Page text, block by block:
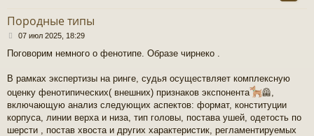
Породные типы
С
о
щ
н
и
е
07 июл 2025, 18:29
Поговорим немного о фенотипе. Образе чирнеко .
В рамках экспертизы на ринге, судья осуществляет комплексную
оценку фенотипических( внешних) признаков экспонента
‍🦺,
включающую анализ следующих аспектов: формат, конституции
корпуса, линии верха и низа, тип головы, постава ушей, одетость по
шерсти , постав хвоста и других характеристик, регламентируемых